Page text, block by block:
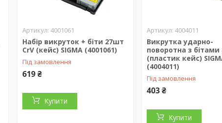
4001061
Набір викруток + біти 27шт
CrV (кейс) SIGMA (4001061)
Під замовлення
619 ₴
Купити
4004011
Викрутка ударно-
поворотна з бітами
(пластик кейс)
(4004011)
Під замовлення
403 ₴
Купити